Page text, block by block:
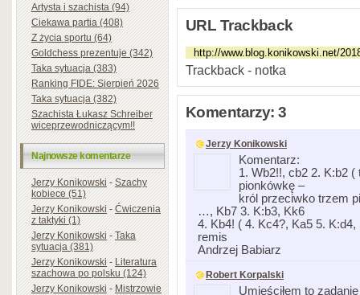
Artysta i szachista (94)
Ciekawa partia (408)
Z życia sportu (64)
Goldchess prezentuje (342)
Taka sytuacja (383)
Ranking FIDE: Sierpień 2026
Taka sytuacja (382)
Szachista Łukasz Schreiber
wiceprzewodniczącym!!
Najnowsze komentarze
Jerzy Konikowski-Szachy
kobiece (51)
Jerzy Konikowski-Ćwiczenia
z taktyki (1)
Jerzy Konikowski-Taka
sytuacja (381)
Jerzy Konikowski-Literatura
szachowa po polsku (124)
Jerzy Konikowski-Mistrzowie
URL Trackback
Trackback - notka
Komentarzy: 3
Jerzy Konikowski
Komentarz:
1. Wb2!!, cb2 2. K:b2 (
pionkówkę –
król przeciwko trzem
…, Kb7 3. K:b3, Kk6
4. Kb4! ( 4. Kc4?, Ka5 5.
remis
Andrzej Babiarz
Robert Korpalski
Umieściłem to